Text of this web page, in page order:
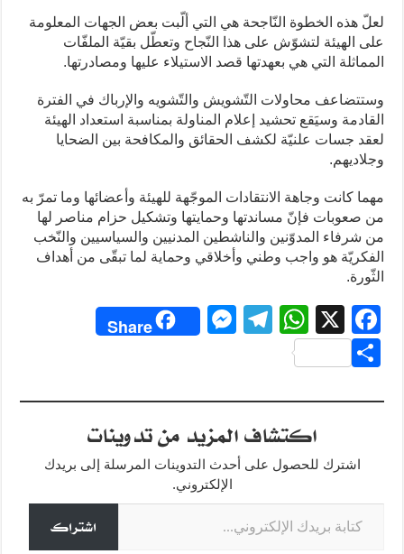
لعلّ هذه الخطوة النّاجحة هي التي ألّبت بعض الجهات المعلومة
على الهيئة لتشوّش على هذا النّجاح وتعطّل بقيّة الملفّات
المماثلة التي هي بعهدتها قصد الاستيلاء عليها ومصادرتها.
وستتضاعف محاولات التّشويش والتّشويه والإرباك في الفترة
القادمة وسيَقع تحشيد إعلام المناولة بمناسبة استعداد الهيئة
لعقد جسات علنيّة لكشف الحقائق والمكافحة بين الضحايا
وجلاديهم.
مهما كانت وجاهة الانتقادات الموجّهة للهيئة وأعضائها وما تمرّ به
من صعوبات فإنّ مساندتها وحمايتها وتشكيل حزام مناصر لها
من شرفاء المدوّنين والناشطين المدنيين والسياسيين والنّخب
الفكريّة هو واجب وطني وأخلاقي وحماية لما تبقّى من أهداف
الثّورة.
F
a
c
e
o
k
X
W
s
A
p
T
gr
a
m
M
e
n
g
er
Share
ar
اكتشاف المزيد من تدوينات
اشترك للحصول على أحدث التدوينات المرسلة إلى بريدك
الإلكتروني.
كتابة بريدك الإلكتروني...
اشتراك